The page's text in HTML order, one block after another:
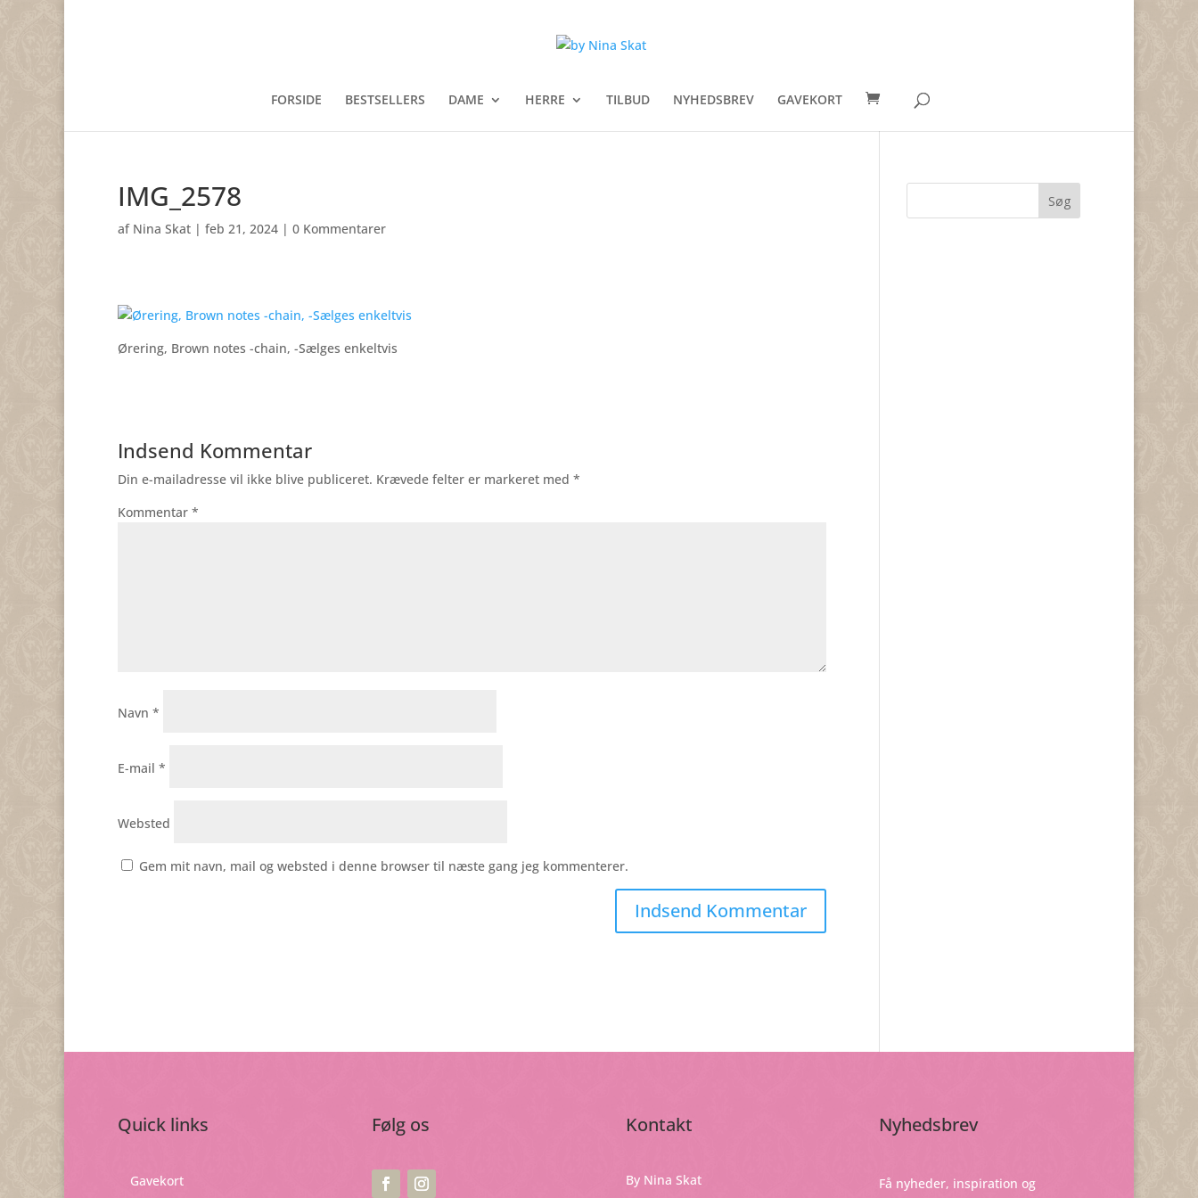
FORSIDE BESTSELLERS DAME HERRE TILBUD NYHEDSBREV GAVEKORT
IMG_2578
af Nina Skat | feb 21, 2024 | 0 Kommentarer
Ørering, Brown notes -chain, -Sælges enkeltvis
Indsend Kommentar
Din e-mailadresse vil ikke blive publiceret. Krævede felter er markeret med *
Kommentar *
Navn *
E-mail *
Websted
Gem mit navn, mail og websted i denne browser til næste gang jeg kommenterer.
Quick links
Gavekort
Følg os Kontakt
By Nina Skat
Nyhedsbrev
Få nyheder, inspiration og